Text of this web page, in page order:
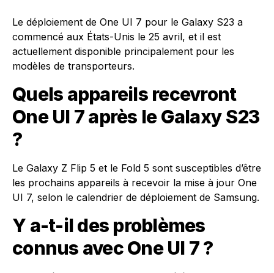
Le déploiement de One UI 7 pour le Galaxy S23 a
commencé aux États-Unis le 25 avril, et il est
actuellement disponible principalement pour les
modèles de transporteurs.
Quels appareils recevront
One UI 7 après le Galaxy S23
?
Le Galaxy Z Flip 5 et le Fold 5 sont susceptibles d’être
les prochains appareils à recevoir la mise à jour One
UI 7, selon le calendrier de déploiement de Samsung.
Y a-t-il des problèmes
connus avec One UI 7 ?